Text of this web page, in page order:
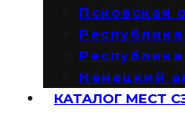
Псковская
Ненецкий
КАТАЛОГ МЕСТ